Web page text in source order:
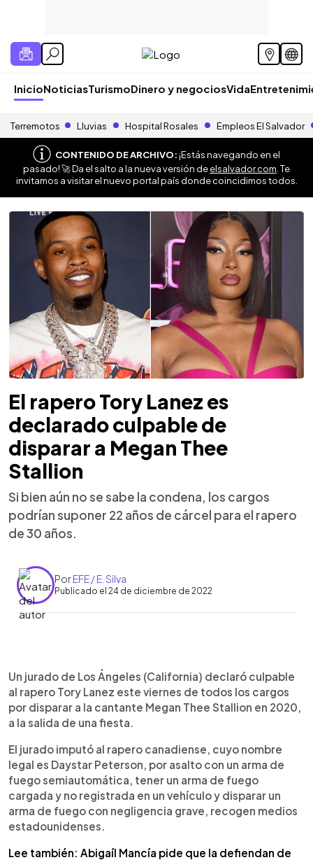
InicioNoticiasTurismoDinero y negociosVida
Terremotos Lluvias Hospital Rosales Empleos El Salvador
CONTENIDO DE ARCHIVO:¡Estás navegando en el
pasado! 🚀 Da el salto a la nueva versión deelsalvador.com . Te
invitamos a visitar el nuevo portal país donde coincidimos todos.
El rapero Tory Lanez es
declarado culpable de
disparar a Megan Thee
Stallion
Si bien aún no se sabe la condena, los cargos
podrían suponer 22 años de cárcel para el rapero
de 30 años.
PorEFE / E. Silva
Publicado el 24 de diciembre de 2022
► Escuchar artículo
Un jurado de Los Ángeles (California) declaró culpable
al rapero Tory Lanez este viernes de todos los cargos
por disparar a la cantante Megan Thee Stallion en 2020,
a la salida de una fiesta.
El jurado imputó al rapero canadiense, cuyo nombre
legal es Daystar Peterson, por asalto con un arma de
fuego semiautomática, tener un arma de fuego
cargada y no registrada en un vehículo y disparar un
arma de fuego con negligencia grave, recogen medios
estadounidenses.
Lee también: Abigaíl Mancía pide que la defiendan de